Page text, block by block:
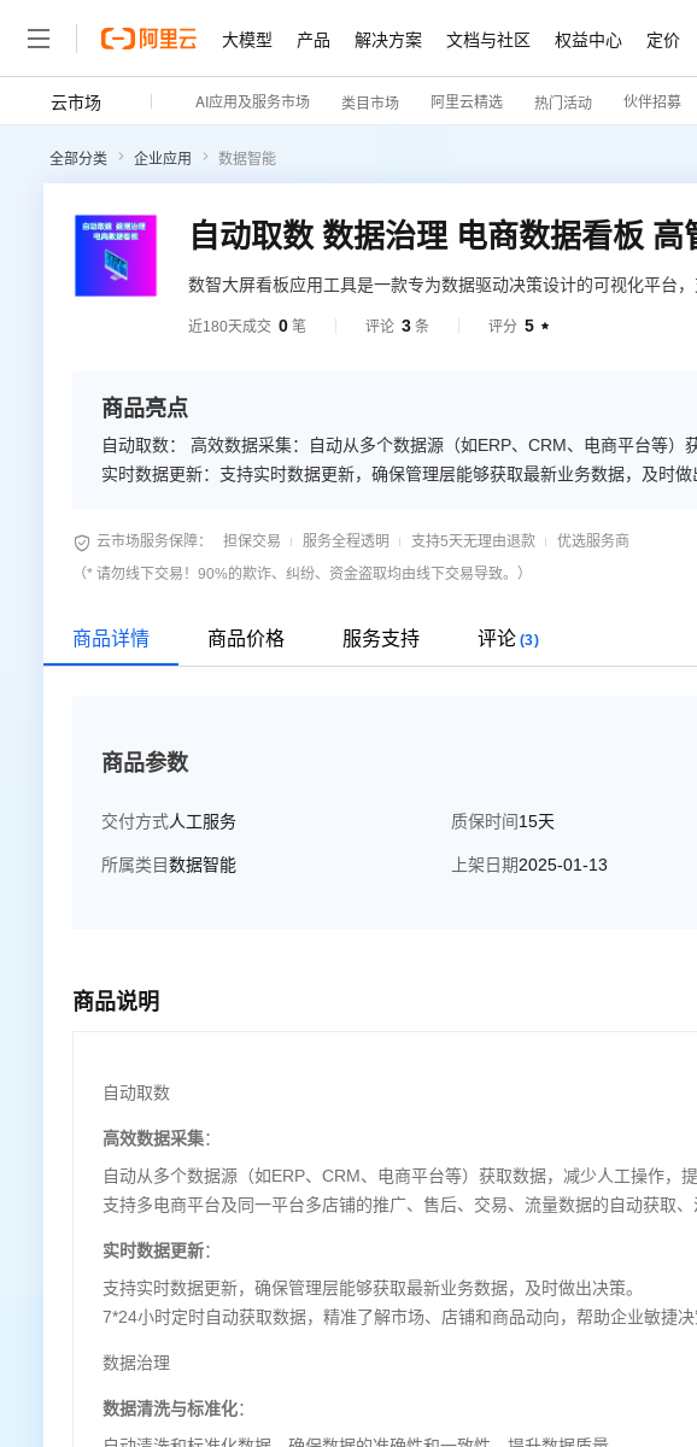
大模型 产品 解决方案 文档与社区 权益中心 定价
云市场 AI应用及服务市场 类目市场 阿里云精选 热门活动 伙伴招募
全部分类 企业应用 数据智能
数智大屏看板应用工具是一款专为数据驱动决策设计的可视化平台
近180天成交 0 笔 评论 3 条 评分 5 
商品亮点
自动取数： 高效数据采集：自动从多个数据源（如ERP、CRM、电商平台等）获取数据，减少人工操作，提高数据采集效率。
实时数据更新：支持实时数据更新，确保管理层能够获取最新业务数据，及时做出决策。 数据治理：
合行业合规要求。 电商数据看板： 实时业务洞察：提供实时的电商数据看板，展示关键业务指标（如销售额、订单量、客户流量
可视化：提供高度可视化的数智大屏看板，通过图表、地图、仪表盘等多种形
 云市场服务保障： 担保交易 服务全程透明 支持5天无理由退款
优选服务商
（* 请勿线下交易！90%的欺诈、纠纷、资金盗取均由线下交易导致。）
商品详情 商品价格 服务支持 评论 (3)
商品参数
交付方式人工服务 质保时间15天
所属类目数据智能 上架日期2025-01-13
商品说明
自动取数
高效数据采集：
自动从多个数据源（如ERP、CRM、电商平台等）获取数据，减少人工操作，提
支持多电商平台及同一平台多店铺的推广、售后、交易、流量数据的自动获取、
实时数据更新：
支持实时数据更新，确保管理层能够获取最新业务数据，及时做出决策。
7*24小时定时自动获取数据，精准了解市场、店铺和商品动向，帮助企业敏捷决
数据治理
数据清洗与标准化：